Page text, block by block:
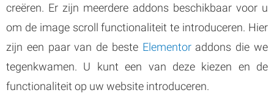
creëren. Er zijn meerdere addons beschikbaar voor u
om de image scroll functionaliteit te introduceren. Hier
zijn een paar van de beste Elementoraddons die we
tegenkwamen. U kunt een van deze kiezen en de
functionaliteit op uw website introduceren.